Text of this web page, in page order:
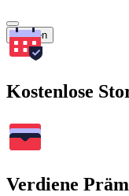
Suchen
Kostenlose
Verdiene